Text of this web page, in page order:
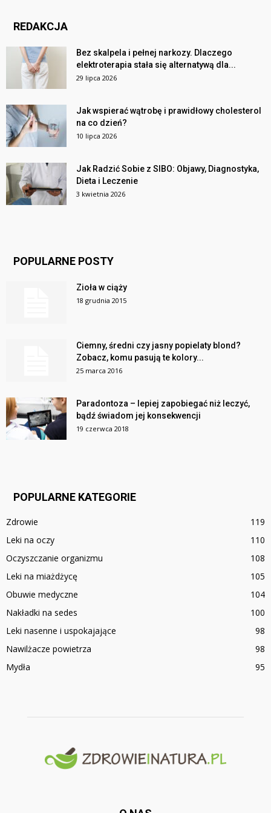
REDAKCJA
Bez skalpela i pełnej narkozy. Dlaczego
elektroterapia stała się alternatywą dla...
29 lipca 2026
Jak wspierać wątrobę i prawidłowy cholesterol
na co dzień?
10 lipca 2026
Jak Radzić Sobie z SIBO: Objawy, Diagnostyka,
Dieta i Leczenie
3 kwietnia 2026
POPULARNE POSTY
Zioła w ciąży
18 grudnia 2015
Ciemny, średni czy jasny popielaty blond?
Zobacz, komu pasują te kolory...
25 marca 2016
Paradontoza – lepiej zapobiegać niż leczyć,
bądź świadom jej konsekwencji
19 czerwca 2018
POPULARNE KATEGORIE
Zdrowie
119
Leki na oczy
110
Oczyszczanie organizmu
108
Leki na miażdżycę
105
Obuwie medyczne
104
Nakładki na sedes
100
Leki nasenne i uspokajające
98
Nawilżacze powietrza
98
Mydła
95